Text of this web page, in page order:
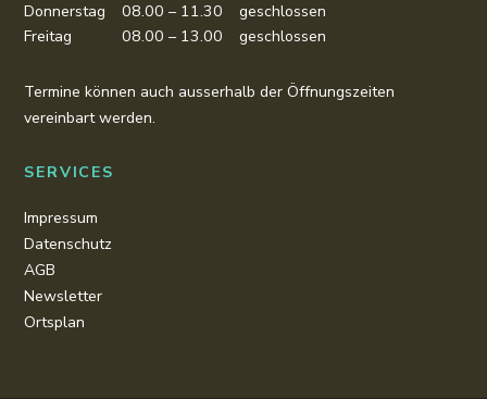
Donnerstag
08.00 – 11.30
geschlossen
Freitag
08.00 – 13.00 geschlossen
Termine können auch ausserhalb der Öffnungszeiten
vereinbart werden.
SERVICES
Impressum
Datenschutz
AGB
Newsletter
Ortsplan